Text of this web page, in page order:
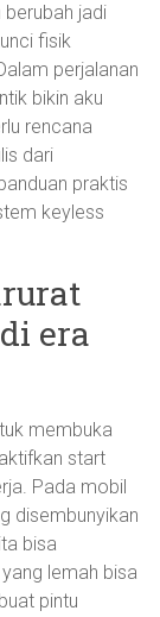
jadi
fisik
perjalanan
bikin aku
rencana
dari
praktis
keyless
era
membuka
start
Pada mobil
disembunyikan
bisa
lemah bisa
pintu